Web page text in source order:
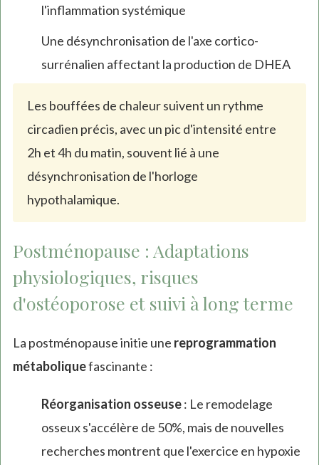
l'inflammation systémique
Une désynchronisation de l'axe cortico-
surrénalien affectant la production de DHEA
Les bouffées de chaleur suivent un rythme
circadien précis, avec un pic d'intensité entre
2h et 4h du matin, souvent lié à une
désynchronisation de l'horloge
hypothalamique.
Postménopause : Adaptations
physiologiques, risques
d'ostéoporose et suivi à long terme
La postménopause initie une reprogrammation
métaboliquefascinante :
Réorganisation osseuse: Le remodelage
osseux s'accélère de 50%, mais de nouvelles
recherches montrent que l'exercice en hypoxie